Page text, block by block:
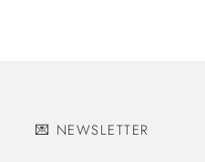
💌 NEWSLETTER